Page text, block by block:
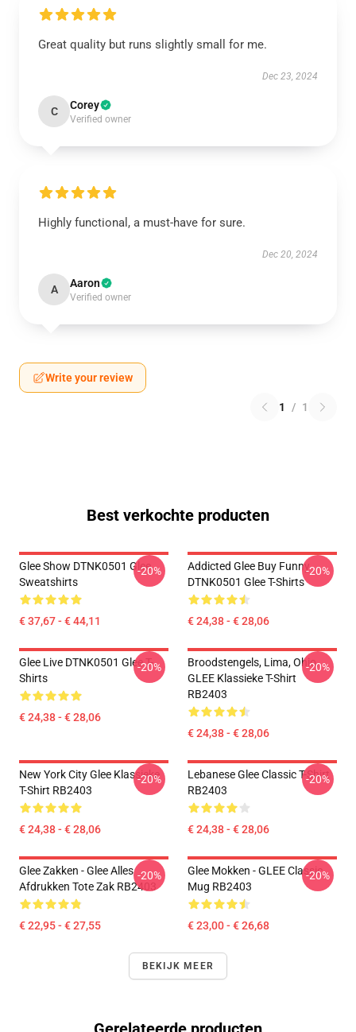
Great quality but runs slightly small for me.
Dec 23, 2024
C Corey
Verified owner
Highly functional, a must-have for sure.
Dec 20, 2024
A Aaron
Verified owner
Write your review
1 / 1
Best verkochte producten
Glee Show DTNK0501 Glee
Sweatshirts
€ 37,67 - € 44,11
-20%
Addicted Glee Buy Funny
DTNK0501 Glee T-Shirts
€ 24,38 - € 28,06
-20%
Glee Live DTNK0501 Glee T-
Shirts
€ 24,38 - € 28,06
-20%
Broodstengels, Lima, Ohio,
GLEE Klassieke T-Shirt
RB2403
€ 24,38 - € 28,06
-20%
New York City Glee Klassieke
T-Shirt RB2403
€ 24,38 - € 28,06
-20%
Lebanese Glee Classic T-Shirt
RB2403
€ 24,38 - € 28,06
-20%
Glee Zakken - Glee Alles
Afdrukken Tote Zak RB2403
€ 22,95 - € 27,55
-20%
Glee Mokken - GLEE Classic
Mug RB2403
€ 23,00 - € 26,68
-20%
BEKIJK MEER